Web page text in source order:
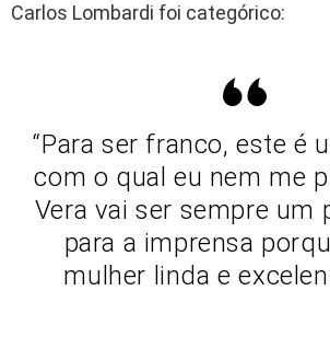
Carlos Lombardi foi categórico:
“Para ser franco, este é
com o qual eu nem me
Vera vai ser sempre um
para a imprensa
mulher linda e